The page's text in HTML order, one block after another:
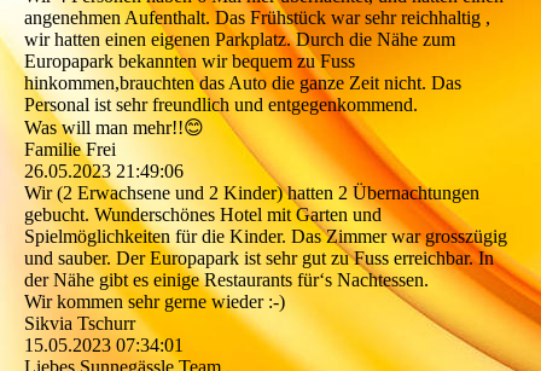
angenehmen Aufenthalt. Das Frühstück war sehr reichhaltig ,
wir hatten einen eigenen Parkplatz. Durch die Nähe zum
Europapark bekannten wir bequem zu Fuss
hinkommen,brauchten das Auto die ganze Zeit nicht. Das
Personal ist sehr freundlich und entgegenkommend.
Was will man mehr!!😊
Familie Frei
26.05.2023 21:49:06
Wir (2 Erwachsene und 2 Kinder) hatten 2 Übernachtungen
gebucht. Wunderschönes Hotel mit Garten und
Spielmöglichkeiten für die Kinder. Das Zimmer war grosszügig
und sauber. Der Europapark ist sehr gut zu Fuss erreichbar. In
der Nähe gibt es einige Restaurants für‘s Nachtessen.
Wir kommen sehr gerne wieder :-)
Sikvia Tschurr
15.05.2023 07:34:01